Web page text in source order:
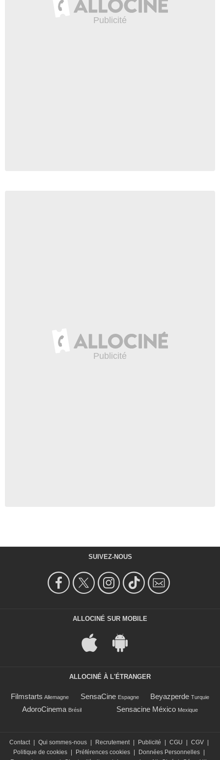
SUIVEZ-NOUS
ALLOCINÉ SUR MOBILE
ALLOCINÉ À L'ÉTRANGER
Filmstarts Allemagne SensaCine Espagne Beyazperde Turquie
AdoroCinema Brésil Sensacine México Mexique
Contact | Qui sommes-nous | Recrutement | Publicité | CGU | CGV |
Politique de cookies | Préférences cookies | Données Personnelles |